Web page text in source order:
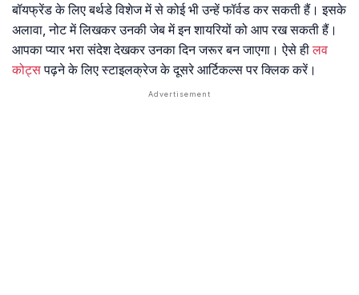
बॉयफ्रेंड के लिए बर्थडे विशेज में से कोई भी उन्हें फॉर्वड कर सकती हैं। इसके
अलावा, नोट में लिखकर उनकी जेब में इन शायरियों को आप रख सकती हैं।
आपका प्यार भरा संदेश देखकर उनका दिन जरूर बन जाएगा। ऐसे हीलव
कोट्सपढ़ने के लिए स्टाइलक्रेज के दूसरे आर्टिकल्स पर क्लिक करें।